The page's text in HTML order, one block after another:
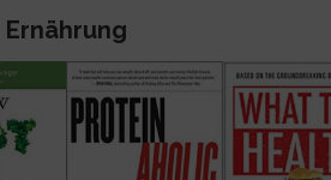
Ernährung